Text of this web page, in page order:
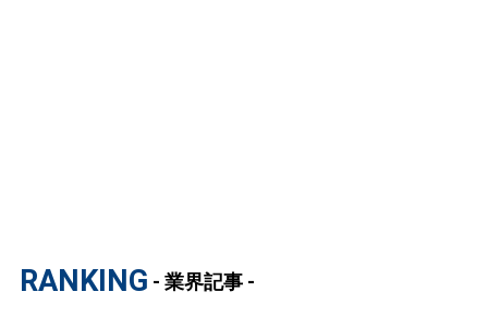
RANKING - 業界記事 -